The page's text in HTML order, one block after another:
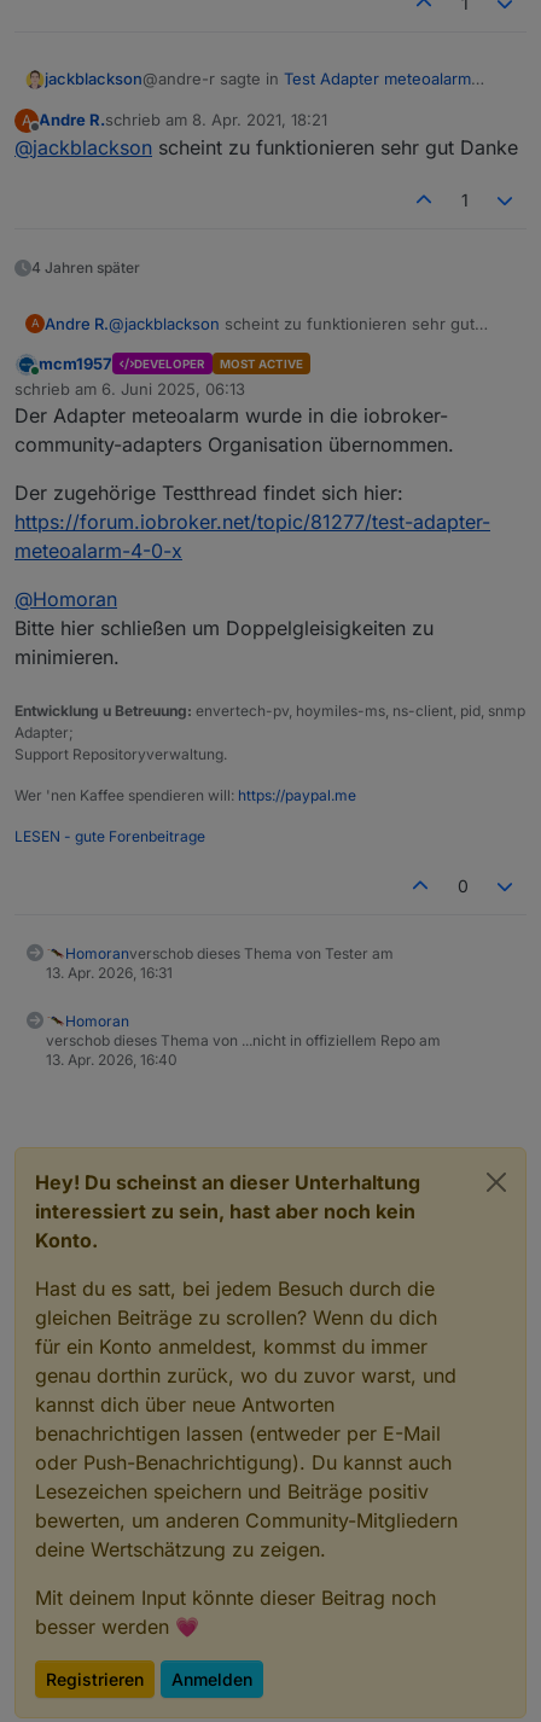
Ok, habs bei mir grad getestet, daran liegt es
Handling dafür einzubauen, bitte installiere mal
https://github.com/jack-
blackson/ioBroker.meteoalarm/tarball/V1.1.4, und
Starten noch passiert, oder ob er den Fehler
jackblackson@andre-r sagte in Test Adapter meteoalarm
ENOTFOUND
Ok, habs bei mir grad getestet, daran liegt es
https://github.com/jack-
gib mir Bescheid ob das mit dem doppelten
Starten noch passiert, oder ob er den Fehler
korrekt behandelt.
A
Offline
Andre R.schrieb am 8. Apr. 2021, 18:21
zuletzt editiert von
@jackblackson scheint zu funktionieren sehr gut Danke
1
4 Jahren später
A Andre R.@jackblackson scheint zu funktionieren sehr gut
Online
mcm1957 DEVELOPER MOST ACTIVE
schrieb am 6. Juni 2025, 06:13
zuletzt editiert von
Der Adapter meteoalarm wurde in die iobroker-
community-adapters Organisation übernommen.
Der zugehörige Testthread findet sich hier:
https://forum.iobroker.net/topic/81277/test-adapter-
meteoalarm-4-0-x
@Homoran
Bitte hier schließen um Doppelgleisigkeiten zu
minimieren.
Entwicklung u Betreuung: envertech-pv, hoymiles-ms, ns-client, pid, snmp
Adapter;
Support Repositoryverwaltung.
Wer 'nen Kaffee spendieren will: https://paypal.me
LESEN - gute Forenbeitrage
0
Homoranverschob dieses Thema von Tester am
13. Apr. 2026, 16:31
Homoran
verschob dieses Thema von ...nicht in offiziellem Repo am
13. Apr. 2026, 16:40
Hey! Du scheinst an dieser Unterhaltung
interessiert zu sein, hast aber noch kein
Konto.
Hast du es satt, bei jedem Besuch durch die
gleichen Beiträge zu scrollen? Wenn du dich
für ein Konto anmeldest, kommst du immer
genau dorthin zurück, wo du zuvor warst, und
kannst dich über neue Antworten
benachrichtigen lassen (entweder per E-Mail
oder Push-Benachrichtigung). Du kannst auch
Lesezeichen speichern und Beiträge positiv
bewerten, um anderen Community-Mitgliedern
deine Wertschätzung zu zeigen.
Mit deinem Input könnte dieser Beitrag noch
besser werden 💗
Registrieren Anmelden